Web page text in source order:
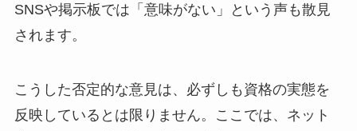
SNSや掲示板では「意味がない」という声も散見
されます。
こうした否定的な意見は、必ずしも資格の実態を
反映しているとは限りません。ここでは、ネット